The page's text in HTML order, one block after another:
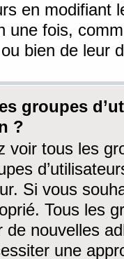
en modifiant
une fois,
bien de leur
groupes
?
voir tous les
Si vous
Tous les
de nouvelles
une